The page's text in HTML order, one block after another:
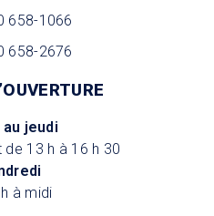
658-1066
658-2676
au jeudi
de 13 h à 16 h 30
à midi